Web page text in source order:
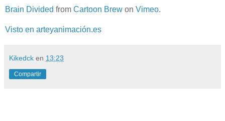
Brain Divided from Cartoon Brew on Vimeo.
Visto en arteyanimación.es
Kikedck en 13:23
Compartir